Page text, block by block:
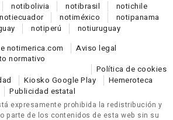
notibolivia notibrasil notichile
notiecuador notiméxico notipanama
notiperú notiuruguay
notimerica.com
Aviso legal
normativo
Política de cookies
Kiosko Google Play
Hemeroteca
Publicidad estatal
expresamente prohibida la redistribución y
parte de los contenidos de esta web sin su